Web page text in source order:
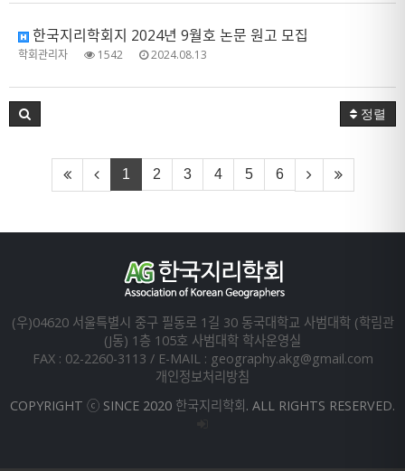
한국지리학회지 2024년 9월호 논문 원고 모집
학회관리자 1542 2024.08.13
정렬
1 2 3 4 5 6
(우)04620 서울특별시 중구 필동로 1길 30 동국대학교 사범대학 (학림관
(J동) 1층 105호 사범대학 학사운영실
FAX : 02-2260-3113 / E-MAIL : geography.akg@gmail.com
개인정보처리방침
COPYRIGHT ⓒ SINCE 2020 한국지리학회. ALL RIGHTS RESERVED.